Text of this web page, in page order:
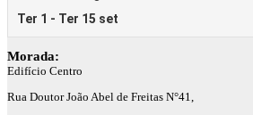
Morada:
Edifício Centro
Rua Doutor João Abel de Freitas N°41,